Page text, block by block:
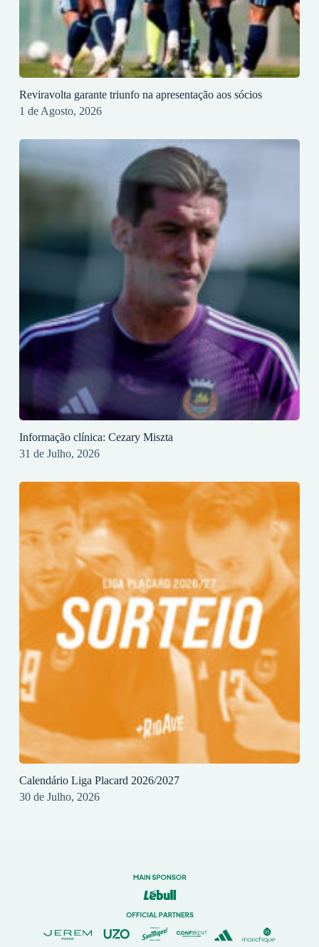
Reviravolta garante triunfo na apresentação aos sócios
1 de Agosto, 2026
Informação clínica: Cezary Miszta
31 de Julho, 2026
Calendário Liga Placard 2026/2027
30 de Julho, 2026